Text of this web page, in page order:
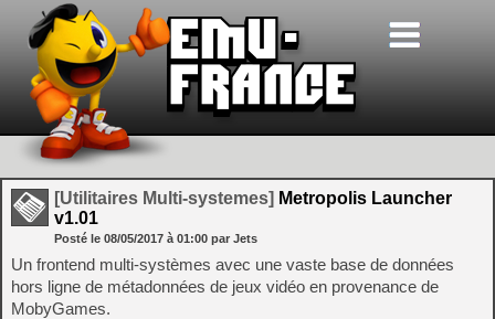
[Utilitaires Multi-systemes] Metropolis Launcher
v1.01
Posté le 08/05/2017 à 01:00 par Jets
Un frontend multi-systèmes avec une vaste base de données
hors ligne de métadonnées de jeux vidéo en provenance de
MobyGames.